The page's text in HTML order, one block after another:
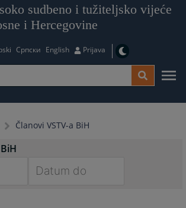
sudbeno i tužiteljsko vijeće
i Hercegovine
Српски English Prijava
Članovi VSTV-a BiH